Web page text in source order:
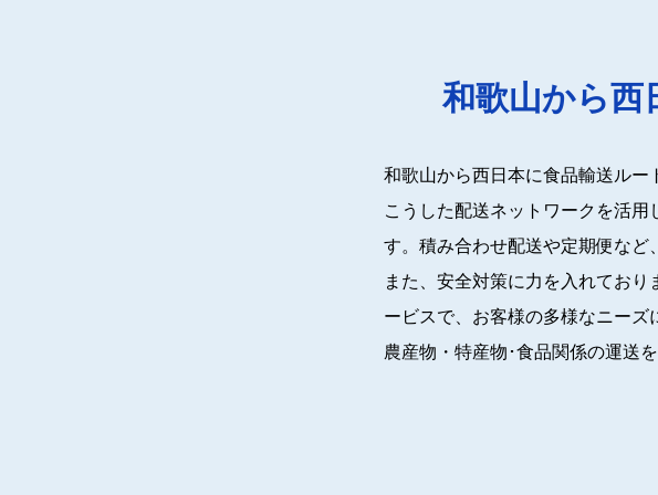
和歌山から西
和歌山から西日本に食品輸送ルー
こうした配送ネットワークを活
す。積み合わせ配送や定期便な
また、安全対策に力を入れてお
ービスで、お客様の多様なニーズ
農産物・特産物･食品関係の運送